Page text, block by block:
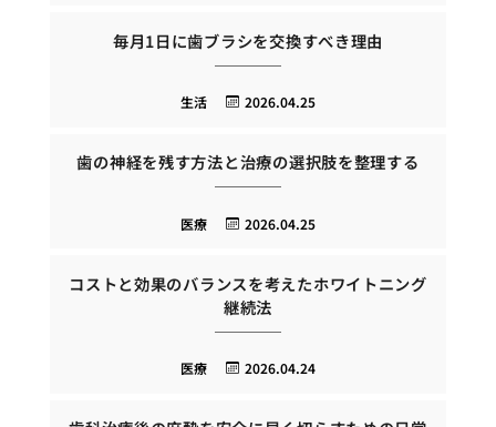
毎月1日に歯ブラシを交換すべき理由
2026.04.25
生活
歯の神経を残す方法と治療の選択肢を整理する
2026.04.25
医療
コストと効果のバランスを考えたホワイトニング
継続法
2026.04.24
医療